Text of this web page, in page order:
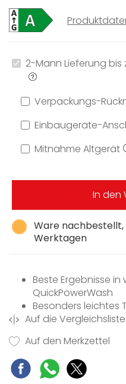
Ware nachbestellt,
Werktagen
2-Mann Lieferung
Verpackungs-
Einbaugeräte-
Mitnahme Altgerät
In den
Beste Ergebnisse
QuickPowerWash
Besonders leichtes
ComfortClose
Auf die Vergleichsliste
Auf den Merkzettel